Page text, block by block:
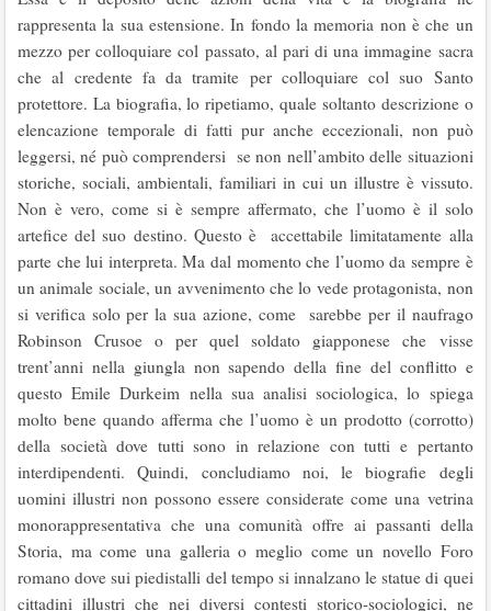
rappresenta la sua estensione. In fondo la memoria non è che un
mezzo per colloquiare col passato, al pari di una immagine sacra
che al credente fa da tramite per colloquiare col suo Santo
protettore. La biografia, lo ripetiamo, quale soltanto descrizione o
elencazione temporale di fatti pur anche eccezionali, non può
leggersi, né può comprendersi se non nell’ambito delle situazioni
storiche, sociali, ambientali, familiari in cui un illustre è vissuto.
Non è vero, come si è sempre affermato, che l’uomo è il solo
artefice del suo destino. Questo è accettabile limitatamente alla
parte che lui interpreta. Ma dal momento che l’uomo da sempre è
un animale sociale, un avvenimento che lo vede protagonista, non
si verifica solo per la sua azione, come sarebbe per il naufrago
Robinson Crusoe o per quel soldato giapponese che visse
trent’anni nella giungla non sapendo della fine del conflitto e
questo Emile Durkeim nella sua analisi sociologica, lo spiega
molto bene quando afferma che l’uomo è un prodotto (corrotto)
della società dove tutti sono in relazione con tutti e pertanto
interdipendenti. Quindi, concludiamo noi, le biografie degli
uomini illustri non possono essere considerate come una vetrina
monorappresentativa che una comunità offre ai passanti della
Storia, ma come una galleria o meglio come un novello Foro
romano dove sui piedistalli del tempo si innalzano le statue di quei
cittadini illustri che nei diversi contesti storico-sociologici, ne